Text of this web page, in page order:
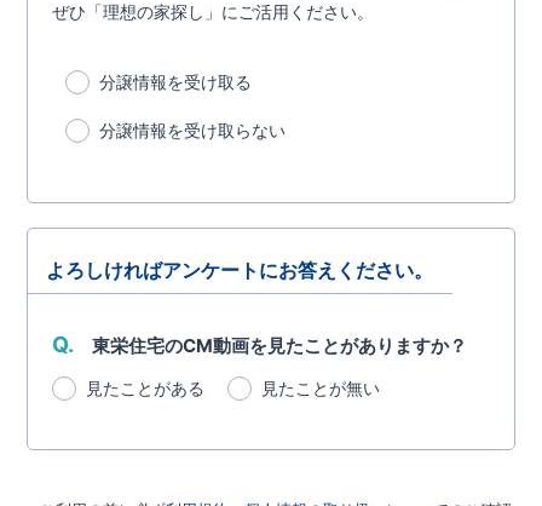
ぜひ「理想の家探し」にご活用ください。
分譲情報を受け取る
分譲情報を受け取らない
よろしければアンケートにお答えください。
Q. 東栄住宅のCM動画を見たことがありますか？
見たことがある 見たことが無い